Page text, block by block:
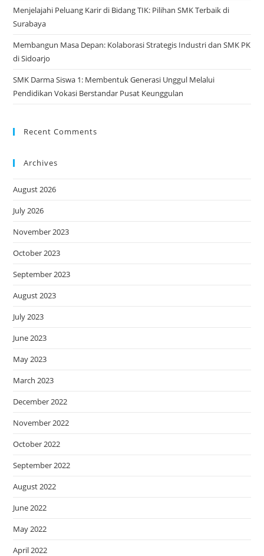
Menjelajahi Peluang Karir di Bidang TIK: Pilihan SMK Terbaik di
Surabaya
Membangun Masa Depan: Kolaborasi Strategis Industri dan SMK PK
di Sidoarjo
SMK Darma Siswa 1: Membentuk Generasi Unggul Melalui
Pendidikan Vokasi Berstandar Pusat Keunggulan
Recent Comments
Archives
August 2026
July 2026
November 2023
October 2023
September 2023
August 2023
July 2023
June 2023
May 2023
March 2023
December 2022
November 2022
October 2022
September 2022
August 2022
June 2022
May 2022
April 2022